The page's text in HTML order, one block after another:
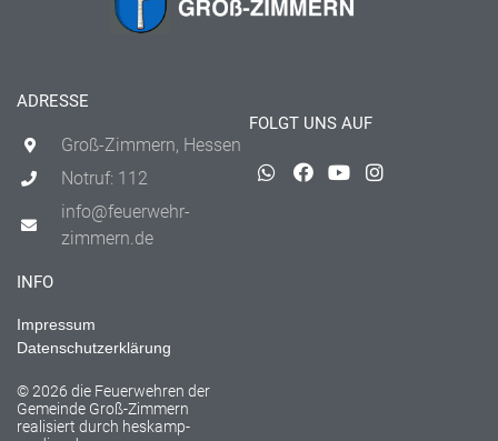
ADRESSE
Groß-Zimmern, Hessen
Notruf: 112
info@feuerwehr-
zimmern.de
FOLGT UNS AUF
INFO
Impressum
Datenschutzerklärung
© 2026 die Feuerwehren der
Gemeinde Groß-Zimmern
realisiert durch heskamp-